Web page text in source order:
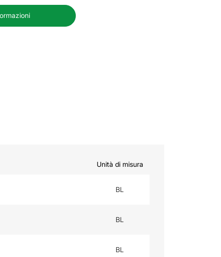
Unità di misura
BL
BL
BL